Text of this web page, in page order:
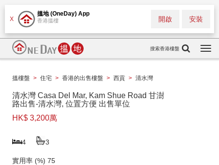
X
搵地 (OneDay) App
香港搵樓 安裝
開啟
搜索香港樓盤
搵樓盤 > 住宅 > 香港的出售樓盤 > 西貢 > 清水灣
清水灣 Casa Del Mar, Kam Shue Road 甘澍
路出售-清水灣, 位置方便 出售單位
HK$ 3,200萬
4 3
實用率 (%) 75